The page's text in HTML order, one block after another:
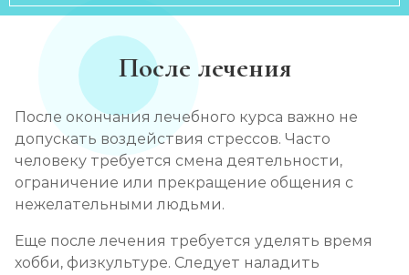
После лечения
После окончания лечебного курса важно не
допускать воздействия стрессов. Часто
человеку требуется смена деятельности,
ограничение или прекращение общения с
нежелательными людьми.
Еще после лечения требуется уделять время
хобби, физкультуре. Следует наладить